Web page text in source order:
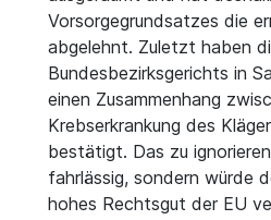
Vorsorgegrundsatzes die
abgelehnt. Zuletzt haben
Bundesbezirksgerichts in
einen Zusammenhang
Krebserkrankung des
bestätigt. Das zu
fahrlässig, sondern würde
hohes Rechtsgut der EU